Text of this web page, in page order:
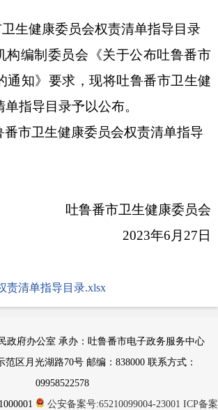
生健康委员会权责清单指导目录
构编制委员会《关于公布吐鲁番市
通知》要求，现将吐鲁番市卫生健
指导目录予以公布。
番市卫生健康委员会权责清单指导
吐鲁番市卫生健康委员会
2023年6月27日
责清单指导目录.xlsx
政府办公室 承办：吐鲁番市电子政务服务中心
区月光湖路70号 邮编：838000 联系方式：
09958522578
公安备案号:65210099004-23001 ICP备案